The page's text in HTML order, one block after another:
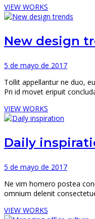
VIEW WORKS
New design
5 de mayo de 2017
Tollit appellantur ne duo,
Pri id movet eripuit
VIEW WORKS
Daily
5 de mayo de 2017
Ne vim homero postea
omnium delenit
VIEW WORKS